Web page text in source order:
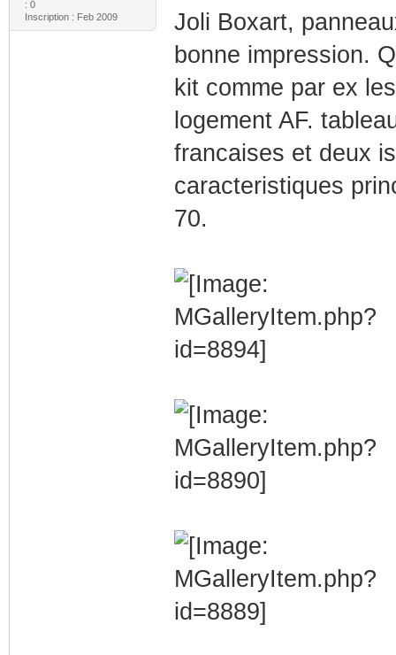
: 0
Inscription : Feb 2009
Joli Boxart,
bonne impression.
kit comme par ex
logement AF.
francaises et deux
caracteristiques
70.